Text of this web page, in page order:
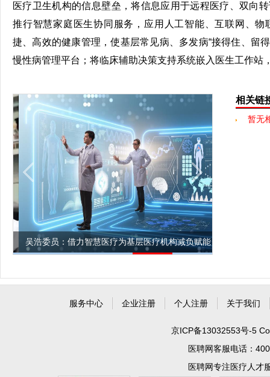
医疗卫生机构的信息壁垒，将信息应用于远程医疗、双向
推行智慧家庭医生协同服务，应用人工智能、互联网、
捷、高效的健康管理，使基层常见病、多发病“接得住、留
慢性病管理平台；将临床辅助决策支持系统嵌入医生工作站
吴浩委员：借力智慧医疗为基层医疗机构减负赋能
相关链
暂无
服务中心 企业注册 个人注册 关于我们
京ICP备13032553号-5
医聘网客服电话：
医聘网专注医疗人才